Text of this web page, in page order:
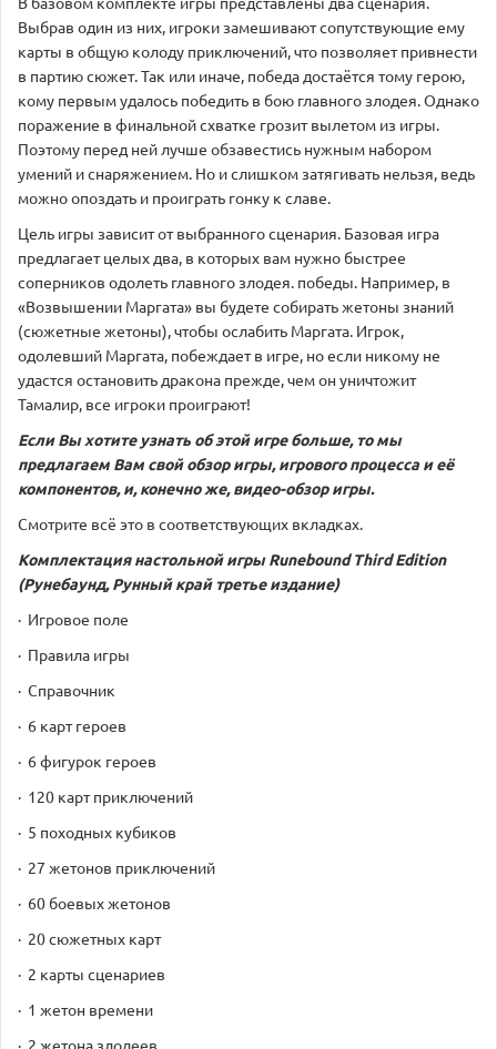
Выбрав один из них, игроки замешивают сопутствующие ему
карты в общую колоду приключений, что позволяет привнести
в партию сюжет. Так или иначе, победа достаётся тому герою,
кому первым удалось победить в бою главного злодея. Однако
поражение в финальной схватке грозит вылетом из игры.
Поэтому перед ней лучше обзавестись нужным набором
умений и снаряжением. Но и слишком затягивать нельзя, ведь
можно опоздать и проиграть гонку к славе.
Цель игры зависит от выбранного сценария. Базовая игра
предлагает целых два, в которых вам нужно быстрее
соперников одолеть главного злодея. победы. Например, в
«Возвышении Маргата» вы будете собирать жетоны знаний
(сюжетные жетоны), чтобы ослабить Маргата. Игрок,
одолевший Маргата, побеждает в игре, но если никому не
удастся остановить дракона прежде, чем он уничтожит
Тамалир, все игроки проиграют!
Если Вы хотите узнать об этой игре больше, то мы
предлагаем Вам свой обзор игры, игрового процесса и её
компонентов, и, конечно же, видео-обзор игры.
Смотрите всё это в соответствующих вкладках.
Комплектация настольной игрыRunebound Third Edition
(Рунебаунд, Рунный край третье издание)
· Игровое поле
· Правила игры
· Справочник
· 6 карт героев
· 6 фигурок героев
· 120 карт приключений
· 5 походных кубиков
· 27 жетонов приключений
· 60 боевых жетонов
· 20 сюжетных карт
· 2 карты сценариев
· 1 жетон времени
· 2 жетона злодеев